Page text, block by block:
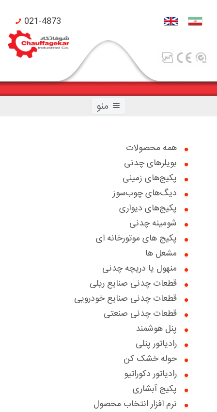
021-4873
منو
صفحه اصلی
محصولات شوفاژکار
محصولات تکنومتال
گواهینامه ها
درباره ما
سوالات متداول
تماس با ما
دانلود کاتالوگ ها
درباره ما
مقالات آموزشی
بخش خدمات مشتریان
درخواست خدمات
بخش پرتال فروش
بخش پرتال خدمات فروش
درخواست همکاری با ما
تعویض سبز
همه محصولات
بویلرهای چدنی
پکیج‌های زمینی
دیگ‌های چوب‌سوز
پکیج‌های دیواری
شومینه چدنی
پکیج های موتورخانه ای
مشعل ها
منهول یا دریچه چدنی
قطعات چدنی صنایع ریلی
قطعات چدنی صنایع خودرویی
قطعات چدنی صنعتی
پنل هوشمند
رادیاتور پنلی
حوله خشک کن
رادیاتور دکوراتیو
پکیج آبشاری
نرم افزار انتخاب محصول